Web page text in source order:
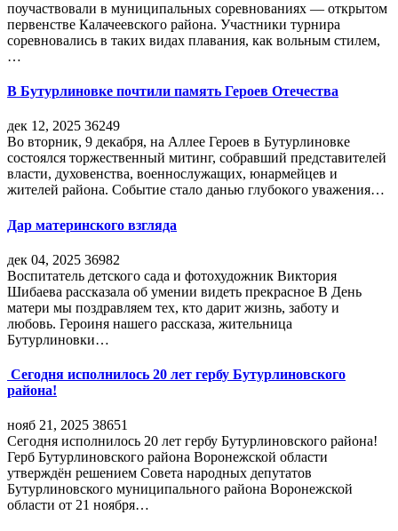
поучаствовали в муниципальных соревнованиях — открытом
первенстве Калачеевского района. Участники турнира
соревновались в таких видах плавания, как вольным стилем,
…
В Бутурлиновке почтили память Героев Отечества
дек 12, 2025 36249
Во вторник, 9 декабря, на Аллее Героев в Бутурлиновке
состоялся торжественный митинг, собравший представителей
власти, духовенства, военнослужащих, юнармейцев и
жителей района. Событие стало данью глубокого уважения…
Дар материнского взгляда
дек 04, 2025 36982
Воспитатель детского сада и фотохудожник Виктория
Шибаева рассказала об умении видеть прекрасное В День
матери мы поздравляем тех, кто дарит жизнь, заботу и
любовь. Героиня нашего рассказа, жительница
Бутурлиновки…
Сегодня исполнилось 20 лет гербу Бутурлиновского
района!
нояб 21, 2025 38651
Сегодня исполнилось 20 лет гербу Бутурлиновского района!
Герб Бутурлиновского района Воронежской области
утверждён решением Совета народных депутатов
Бутурлиновского муниципального района Воронежской
области от 21 ноября…